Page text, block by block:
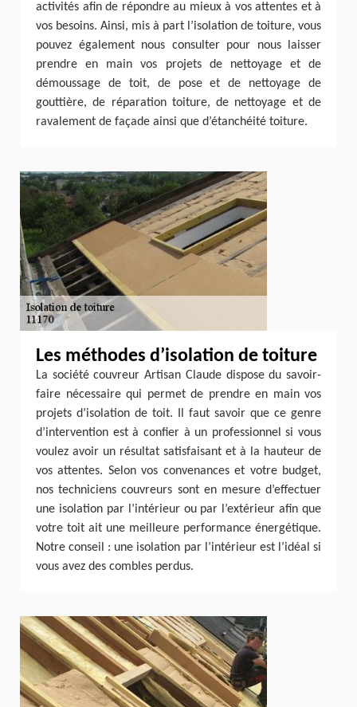
activités afin de répondre au mieux à vos attentes et à
vos besoins. Ainsi, mis à part l’isolation de toiture, vous
pouvez également nous consulter pour nous laisser
prendre en main vos projets de nettoyage et de
démoussage de toit, de pose et de nettoyage de
gouttière, de réparation toiture, de nettoyage et de
ravalement de façade ainsi que d’étanchéité toiture.
Les méthodes d’isolation de toiture
La société couvreur Artisan Claude dispose du savoir-
faire nécessaire qui permet de prendre en main vos
projets d’isolation de toit. Il faut savoir que ce genre
d’intervention est à confier à un professionnel si vous
voulez avoir un résultat satisfaisant et à la hauteur de
vos attentes. Selon vos convenances et votre budget,
nos techniciens couvreurs sont en mesure d’effectuer
une isolation par l’intérieur ou par l’extérieur afin que
votre toit ait une meilleure performance énergétique.
Notre conseil : une isolation par l’intérieur est l’idéal si
vous avez des combles perdus.